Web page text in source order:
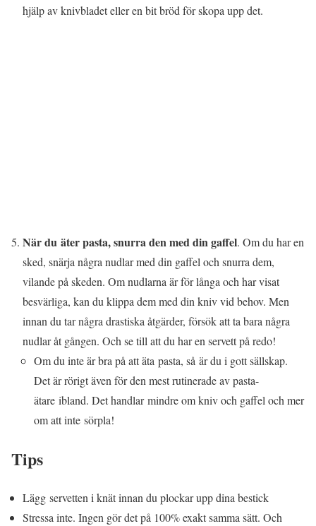
hjälp av knivbladet eller en bit bröd för skopa upp det.
När du äter pasta, snurra den med din gaffel. Om du har en
sked, snärja några nudlar med din gaffel och snurra dem,
vilande på skeden. Om nudlarna är för långa och har visat
besvärliga, kan du klippa dem med din kniv vid behov. Men
innan du tar några drastiska åtgärder, försök att ta bara några
nudlar åt gången. Och se till att du har en servett på redo!
Om du inte är bra på att äta pasta, så är du i gott sällskap.
Det är rörigt även för den mest rutinerade av pasta-
ätare ibland. Det handlar mindre om kniv och gaffel och mer
om att inte sörpla!
Tips
Lägg servetten i knät innan du plockar upp dina bestick
Stressa inte. Ingen gör det på 100% exakt samma sätt. Och